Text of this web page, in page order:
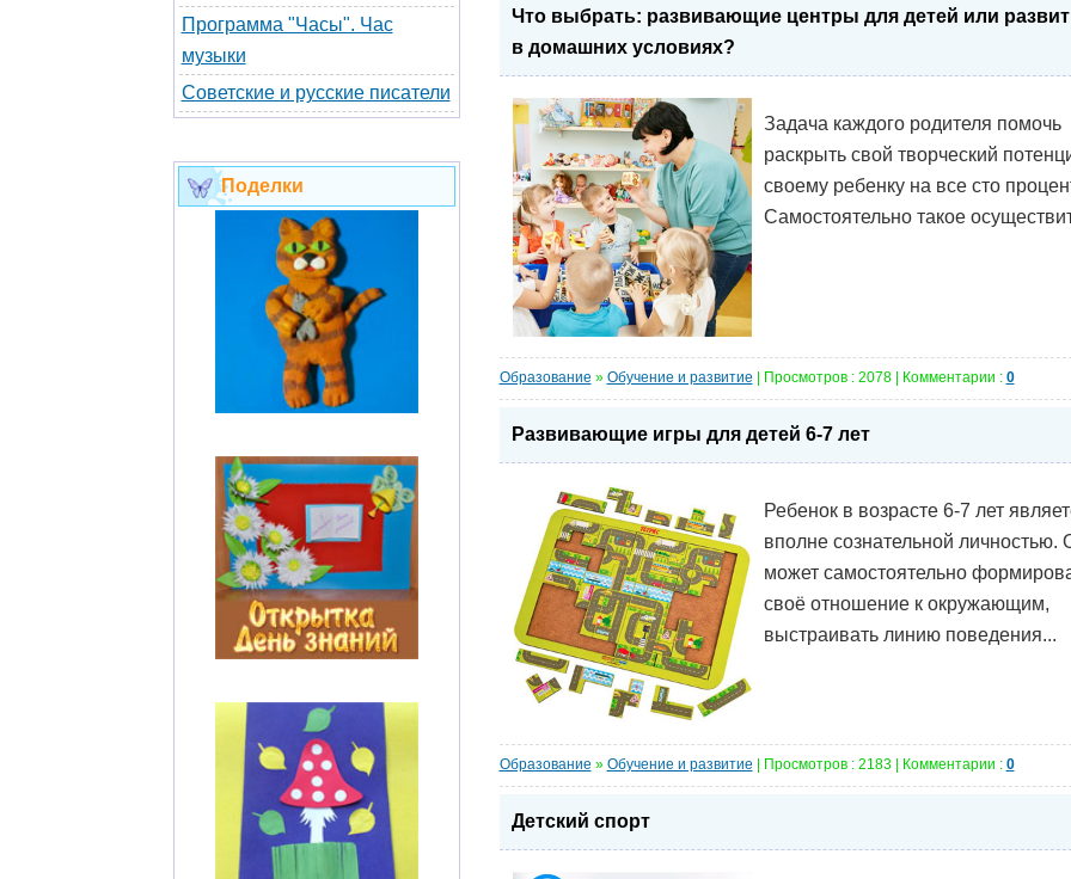
Программа "Часы". Час
музыки
Советские и русские писатели
Поделки
Что выбрать: развивающие центры для детей или
в домашних условиях?
Задача каждого родителя помочь
раскрыть свой творческий
своему ребенку на все сто
Самостоятельно такое
Образование » Обучение и развитие | Просмотров : 2078 | Комментарии : 0
Развивающие игры для детей 6-7 лет
Ребенок в возрасте 6-7 лет
вполне сознательной личностью.
может самостоятельно
своё отношение к окружающим,
выстраивать линию поведения...
Образование » Обучение и развитие | Просмотров : 2183 | Комментарии : 0
Детский спорт